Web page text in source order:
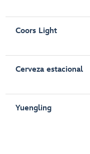
Coors Light
Cerveza estacional
Yuengling